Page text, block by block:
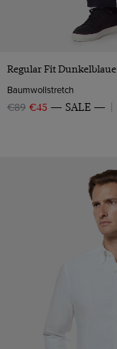
Regular Fit
Baumwollstretch
€89 €45 SALE